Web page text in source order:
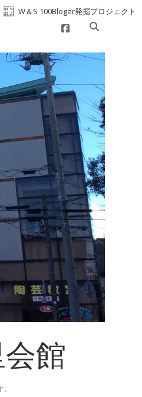
W＆S 100Bloger発掘プロジェクト
facebook
館